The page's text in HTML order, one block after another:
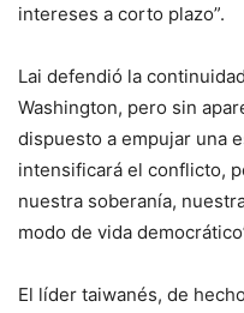
intereses a corto plazo”.
Lai defendió la
Washington, pero sin
dispuesto a empujar una
intensificará el conflicto,
nuestra soberanía,
modo de vida
El líder taiwanés, de